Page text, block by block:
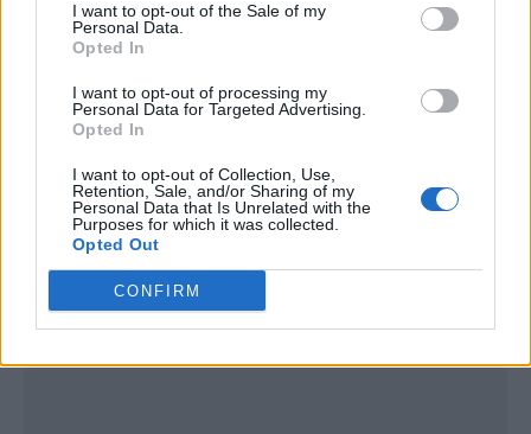
I want to opt-out of the Sale of my
Personal Data.
Opted In
I want to opt-out of processing my
Personal Data for Targeted Advertising.
Opted In
I want to opt-out of Collection, Use,
Retention, Sale, and/or Sharing of my
Personal Data that Is Unrelated with the
Purposes for which it was collected.
Opted Out
CONFIRM